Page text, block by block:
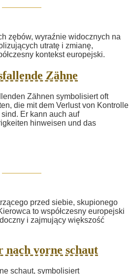
Zähne
Zähnen symbolisiert oft
die mit dem Verlust von Kontrolle
Er kann auch auf
hinweisen und das
nach vorne schaut
schaut, symbolisiert